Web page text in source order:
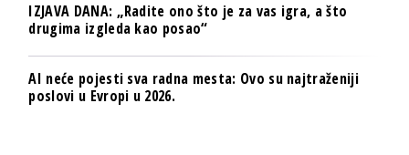
IZJAVA DANA: „Radite ono što je za vas igra, a što
drugima izgleda kao posao“
AI neće pojesti sva radna mesta: Ovo su najtraženiji
poslovi u Evropi u 2026.